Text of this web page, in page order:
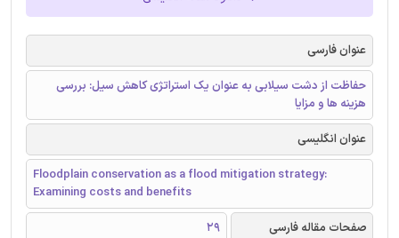
عنوان فارسی
حفاظت از دشت سیلابی به عنوان یک استراتژی کاهش سیل: بررسی
هزینه ها و مزایا
عنوان انگلیسی
Floodplain conservation as a flood mitigation strategy:
Examining costs and benefits
صفحات مقاله فارسی
29